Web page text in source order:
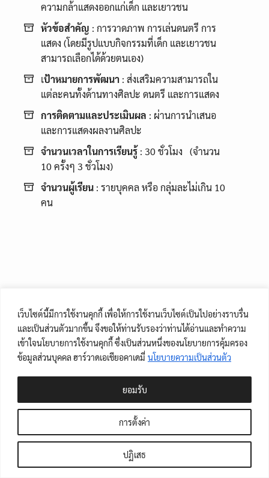
เว็บไซต์นี้มีการใช้งานคุกกี้ เพื่อให้การใช้งานเว็บไซต์เป็นไปอย่างราบรื่น
และเป็นส่วนตัวมากขึ้น จึงขอให้ท่านรับรองว่าท่านได้อ่านและทำความ
เข้าใจนโยบายการใช้งานคุกกี้ ซึ่งเป็นส่วนหนึ่งของนโยบายการคุ้มครอง
ข้อมูลส่วนบุคคล ฮาร์วาดเอเชียอคาเดมี่ นโยบายความเป็นส่วนตัว
การตั้งค่า
ปฏิเสธ
ยอมรับ
ความกล้าแสดงออกแก่เด็ก และเยาวชน
หัวข้อสำคัญ : การวาดภาพ การเล่นดนตรี การ
แสดง (โดยมีรูปแบบกิจกรรมที่เด็ก และเยาวชน
สามารถเลือกได้ด้วยตนเอง)
เป้าหมายการพัฒนา : ส่งเสริมความสามารถใน
แต่ละคนทั้งด้านทางศิลปะ ดนตรี และการแสดง
การติดตามและประเมินผล : ผ่านการนำเสนอ
และการแสดงผลงานศิลปะ
จำนวนเวลาในการเรียนรู้ : 30 ชั่วโมง (จำนวน
10 ครั้งๆ 3 ชั่วโมง)
จำนวนผู้เรียน : รายบุคคล หรือ กลุ่มละไม่เกิน 10
คน
10. โปรแกรมพัฒนาทักษะการเงินและ